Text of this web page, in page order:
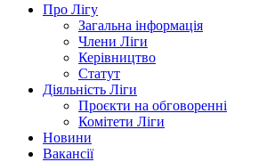
Про Лігу
Загальна інформація
Члени Ліги
Керівництво
Статут
Діяльність Ліги
Проєкти на обговоренні
Комітети Ліги
Новини
Вакансії